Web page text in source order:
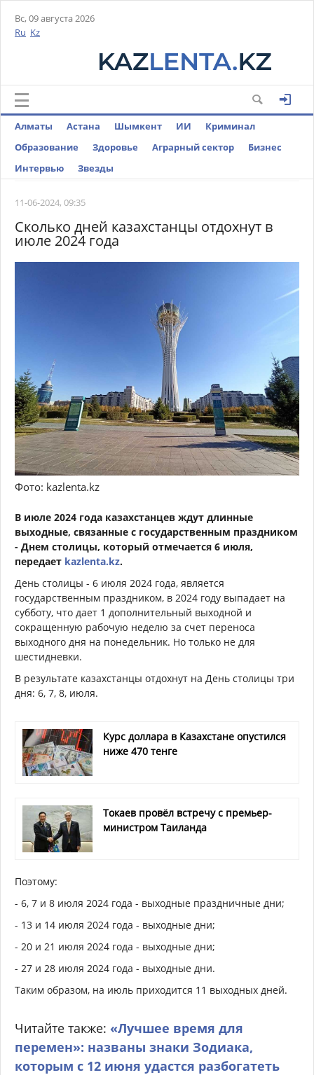
Вс, 09 августа 2026
Ru Kz
Алматы Астана Шымкент ИИ
Криминал
Образование
Здоровье Аграрный сектор
Бизнес
Интервью
Звезды
11-06-2024, 09:35
Сколько дней казахстанцы отдохнут в
июле 2024 года
Фото: kazlenta.kz
В июле 2024 года казахстанцев ждут длинные
выходные, связанные с государственным праздником
- Днем столицы, который отмечается 6 июля,
передает kazlenta.kz.
День столицы - 6 июля 2024 года, является
государственным праздником, в 2024 году выпадает на
субботу, что дает 1 дополнительный выходной и
сокращенную рабочую неделю за счет переноса
выходного дня на понедельник. Но только не для
шестидневки.
В результате казахстанцы отдохнут на День столицы три
дня: 6, 7, 8, июля.
Курс доллара в Казахстане опустился
ниже 470 тенге
Токаев провёл встречу с премьер-
министром Таиланда
Поэтому:
- 6, 7 и 8 июля 2024 года - выходные праздничные дни;
- 13 и 14 июля 2024 года - выходные дни;
- 20 и 21 июля 2024 года - выходные дни;
- 27 и 28 июля 2024 года - выходные дни.
Таким образом, на июль приходится 11 выходных дней.
Читайте также: «Лучшее время для
перемен»: названы знаки Зодиака,
которым с 12 июня удастся разбогатеть